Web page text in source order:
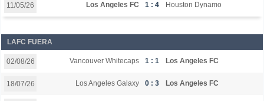
11/05/26 Los Angeles FC 1 : 4 Houston Dynamo
LAFC FUERA
02/08/26 Vancouver Whitecaps 1 : 1 Los Angeles FC
18/07/26 Los Angeles Galaxy 0 : 3 Los Angeles FC